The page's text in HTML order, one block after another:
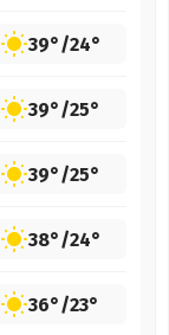
39°/24°
39°/25°
39°/25°
38°/24°
36°/23°